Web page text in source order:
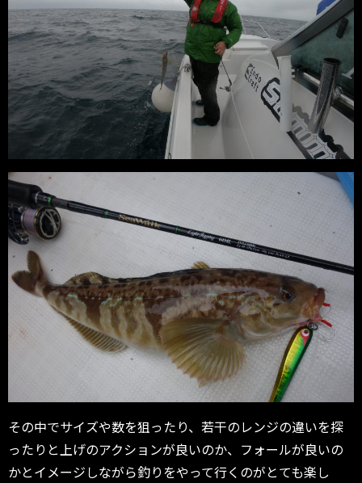
その中でサイズや数を狙ったり、若干のレンジの違いを探
ったりと上げのアクションが良いのか、フォールが良いの
かとイメージしながら釣りをやって行くのがとても楽し